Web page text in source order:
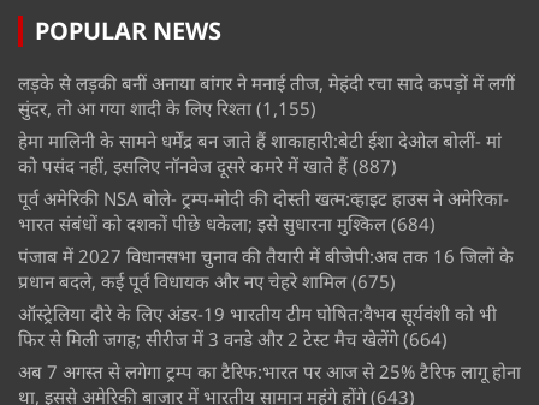
POPULAR NEWS
लड़के से लड़की बनीं अनाया बांगर ने मनाई तीज, मेहंदी रचा सादे कपड़ों में लगीं
सुंदर, तो आ गया शादी के लिए रिश्ता (1,155)
हेमा मालिनी के सामने धर्मेंद्र बन जाते हैं शाकाहारी:बेटी ईशा देओल बोलीं- मां
को पसंद नहीं, इसलिए नॉनवेज दूसरे कमरे में खाते हैं (887)
पूर्व अमेरिकी NSA बोले- ट्रम्प-मोदी की दोस्ती खत्म:व्हाइट हाउस ने अमेरिका-
भारत संबंधों को दशकों पीछे धकेला; इसे सुधारना मुश्किल (684)
पंजाब में 2027 विधानसभा चुनाव की तैयारी में बीजेपी:अब तक 16 जिलों के
प्रधान बदले, कई पूर्व विधायक और नए चेहरे शामिल (675)
ऑस्ट्रेलिया दौरे के लिए अंडर-19 भारतीय टीम घोषित:वैभव सूर्यवंशी को भी
फिर से मिली जगह; सीरीज में 3 वनडे और 2 टेस्ट मैच खेलेंगे (664)
अब 7 अगस्त से लगेगा ट्रम्प का टैरिफ:भारत पर आज से 25% टैरिफ लागू होना
था, इससे अमेरिकी बाजार में भारतीय सामान महंगे होंगे (643)